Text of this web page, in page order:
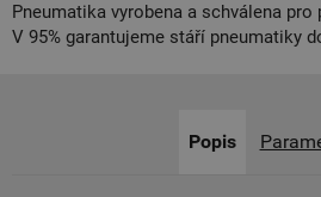
Pneumatika vyrobena a schválena pro
V 95% garantujeme stáří pneumatiky
Popis